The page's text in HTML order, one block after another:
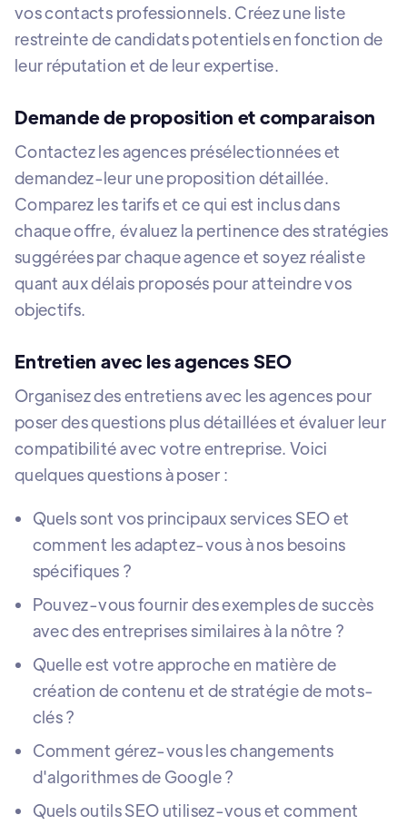
vos contacts professionnels. Créez une liste
restreinte de candidats potentiels en fonction de
leur réputation et de leur expertise.
Demande de proposition et comparaison
Contactez les agences présélectionnées et
demandez-leur une proposition détaillée.
Comparez les tarifs et ce qui est inclus dans
chaque offre, évaluez la pertinence des stratégies
suggérées par chaque agence et soyez réaliste
quant aux délais proposés pour atteindre vos
objectifs.
Entretien avec les agences SEO
Organisez des entretiens avec les agences pour
poser des questions plus détaillées et évaluer leur
compatibilité avec votre entreprise. Voici
quelques questions à poser :
Quels sont vos principaux services SEO et
comment les adaptez-vous à nos besoins
spécifiques ?
Pouvez-vous fournir des exemples de succès
avec des entreprises similaires à la nôtre ?
Quelle est votre approche en matière de
création de contenu et de stratégie de mots-
clés ?
Comment gérez-vous les changements
d'algorithmes de Google ?
Quels outils SEO utilisez-vous et comment